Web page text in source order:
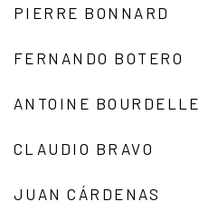
PIERRE BONNARD
FERNANDO BOTERO
ANTOINE BOURDELLE
CLAUDIO BRAVO
JUAN CÁRDENAS